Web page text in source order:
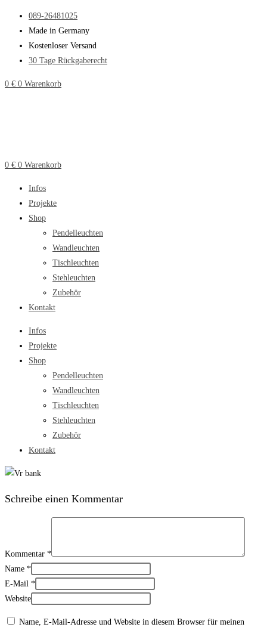
Zum
Inhalt
springen
089-26481025
Made in Germany
Kostenloser Versand
30 Tage Rückgaberecht
0 € 0 Warenkorb
0 € 0 Warenkorb
Infos
Projekte
Shop
Pendelleuchten
Wandleuchten
Tischleuchten
Stehleuchten
Zubehör
Kontakt
Infos
Projekte
Shop
Pendelleuchten
Wandleuchten
Tischleuchten
Stehleuchten
Zubehör
Kontakt
Schreibe einen Kommentar
Kommentar *
Name *
E-Mail *
Website
Name, E-Mail-Adresse und Website in diesem Browser für meinen